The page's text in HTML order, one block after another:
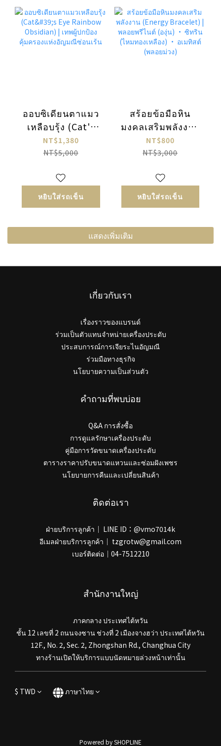
ออบซิเดียนตาแมว
เหลือบรุ้ง (Cat's
Eye Rainbow
Obsidian) | เทพผู้
อัญมณีซ่อนเร้น
NT$1,380
NT$5,000
หยิบใส่รถเข็น
สร้อยข้อมือหิน
มงคลเสริมพลังงาน
(Energy Bracelet)
| พลอยพรีไนต์
(ไหมทองเหลือง) •
อเมทิสต์ (พลอย
ม่วง)
NT$800
NT$3,000
หยิบใส่รถเข็น
แสดงเพิ่มเติม
เกี่ยวกับเรา
เรื่องราวของแบรนด์
ร่วมเป็นตัวแทนจำหน่ายเครื่องประดับ
ประสบการณ์การเจียระไนอัญมณี
ร่วมมือทางธุรกิจ
นโยบายความเป็นส่วนตัว
คำถามที่พบบ่อย
Q&A การสั่งซื้อ
การดูแลรักษาเครื่องประดับ
คู่มือการวัดขนาดเครื่องประดับ
ตารางราคาปรับขนาดแหวนและซ่อมฝังเพชร
นโยบายการคืนและเปลี่ยนสินค้า
ติดต่อเรา
ฝ่ายบริการลูกค้า｜ LINE ID：@vmo7014k
อีเมลฝ่ายบริการลูกค้า｜ tzgrotw@gmail.com
เบอร์ติดต่อ｜04-7512210
สำนักงานใหญ่
ภาคกลาง ประเทศไต้หวัน
ชั้น 12 เลขที่ 2 ถนนจงซาน ช่วงที่ 2 เมืองจางฮว่า ประเทศไต้หวัน
12F., No. 2, Sec. 2, Zhongshan Rd., Changhua City
ทางร้านเปิดให้บริการแบบนัดหมายล่วงหน้าเท่านั้น
$ TWD ภาษาไทย
Powered by SHOPLINE